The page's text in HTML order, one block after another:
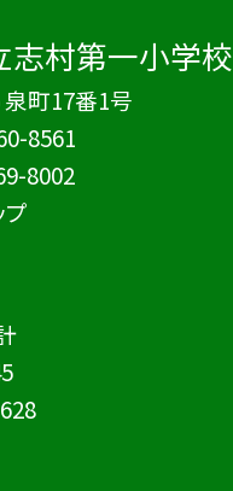
志村第一小学校
泉町17番1号
8561
8002
プ